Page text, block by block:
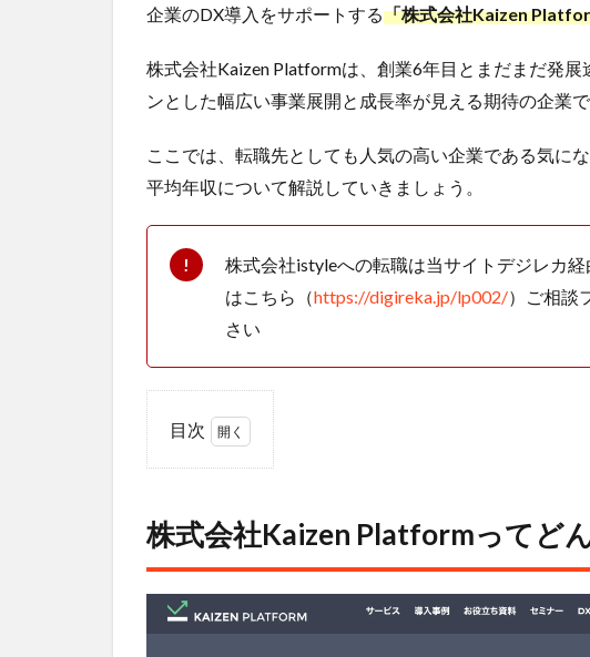
企業のDX導入をサポートする「株式会社Kaizen
株式会社Kaizen Platformは、創業6年目とまだまだ発
ンとした幅広い事業展開と成長率が見える期待の企業で
ここでは、転職先としても人気の高い企業である気に
平均年収について解説していきましょう。
株式会社istyleへの転職は当サイトデジレカ
はこちら（https://digireka.jp/lp002/）ご相談
さい
目次
Platform
社？
株式会社Kaizen Platformってど